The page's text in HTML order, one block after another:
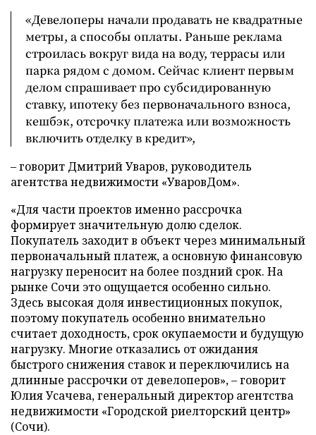
«Девелоперы начали продавать не квадратные
метры, а способы оплаты. Раньше реклама
строилась вокруг вида на воду, террасы или
парка рядом с домом. Сейчас клиент первым
делом спрашивает про субсидированную
ставку, ипотеку без первоначального взноса,
кешбэк, отсрочку платежа или возможность
включить отделку в кредит»,
– говорит Дмитрий Уваров, руководитель
агентства недвижимости «УваровДом».
«Для части проектов именно рассрочка
формирует значительную долю сделок.
Покупатель заходит в объект через минимальный
первоначальный платеж, а основную финансовую
нагрузку переносит на более поздний срок. На
рынке Сочи это ощущается особенно сильно.
Здесь высокая доля инвестиционных покупок,
поэтому покупатель особенно внимательно
считает доходность, срок окупаемости и будущую
нагрузку. Многие отказались от ожидания
быстрого снижения ставок и переключились на
длинные рассрочки от девелоперов», – говорит
Юлия Усачева, генеральный директор агентства
недвижимости «Городской риелторский центр»
(Сочи).